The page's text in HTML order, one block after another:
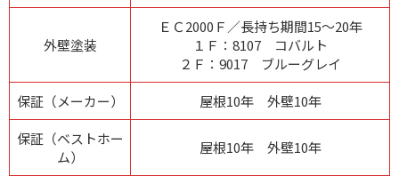
外壁塗装
ＥＣ2000Ｆ／長持ち期間15～20年
１Ｆ：8107 コバルト
２Ｆ：9017 ブルーグレイ
保証（メーカー）
屋根10年 外壁10年
保証（ベストホー
ム）
屋根10年 外壁10年